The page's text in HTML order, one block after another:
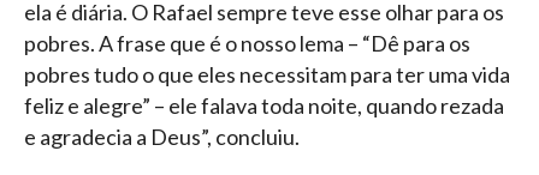
ela é diária. O Rafael sempre teve esse olhar para os
pobres. A frase que é o nosso lema – “Dê para os
pobres tudo o que eles necessitam para ter uma vida
feliz e alegre” – ele falava toda noite, quando rezada
e agradecia a Deus”, concluiu.